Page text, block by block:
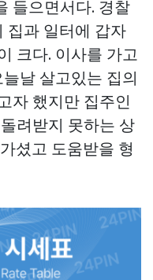
들으면서다. 경찰
집과 일터에 갑자
크다. 이사를 가고
날 살고있는 집의
자 했지만 집주인
려받지 못하는 상
셨고 도움받을 형